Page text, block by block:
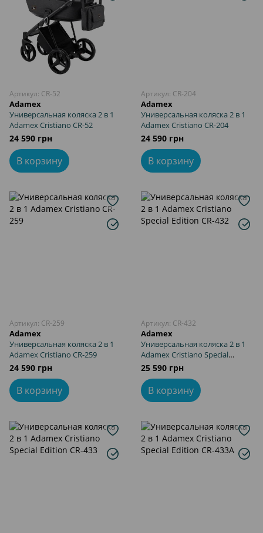
Артикул: CR-52
Adamex
Универсальная коляска 2 в 1
Adamex Cristiano CR-52
24 590 грн
В корзину
Артикул: CR-204
Adamex
Универсальная коляска 2 в 1
Adamex Cristiano CR-204
24 590 грн
В корзину
Артикул: CR-259
Adamex
Универсальная коляска 2 в 1
Adamex Cristiano CR-259
24 590 грн
В корзину
Артикул: CR-432
Adamex
Универсальная коляска 2 в 1
Adamex Cristiano Special
Edition CR-432
25 590 грн
В корзину